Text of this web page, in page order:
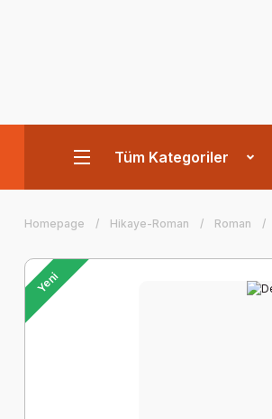
Tüm Kategoriler
Homepage Hikaye-Roman Roman
Yeni